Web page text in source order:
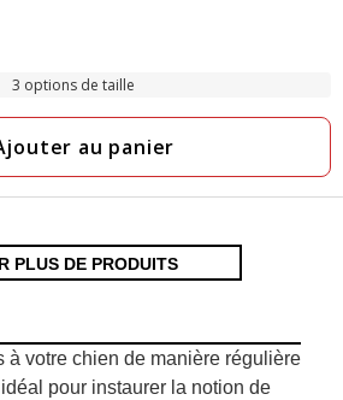
3 options de taille
au panier
PLUS DE PRODUITS
à votre chien de manière régulière
pour instaurer la notion de